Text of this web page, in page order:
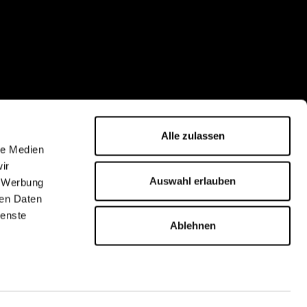
Medien
Daten
Alle zulassen
Auswahl erlauben
Ablehnen